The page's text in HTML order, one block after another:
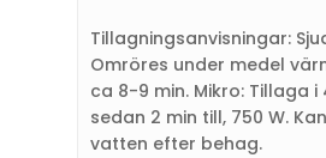
Tillagningsanvisningar:
Omröres under medel
ca 8-9 min. Mikro: Tillaga i
sedan 2 min till, 750 W.
vatten efter behag.